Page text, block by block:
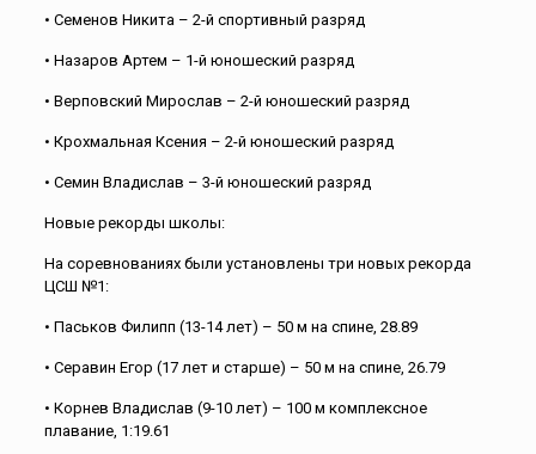
• Семенов Никита – 2-й спортивный разряд
• Назаров Артем – 1-й юношеский разряд
• Верповский Мирослав – 2-й юношеский разряд
• Крохмальная Ксения – 2-й юношеский разряд
• Семин Владислав – 3-й юношеский разряд
Новые рекорды школы:
На соревнованиях были установлены три новых рекорда
ЦСШ №1:
• Паськов Филипп (13-14 лет) – 50 м на спине, 28.89
• Серавин Егор (17 лет и старше) – 50 м на спине, 26.79
• Корнев Владислав (9-10 лет) – 100 м комплексное
плавание, 1:19.61